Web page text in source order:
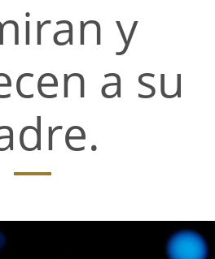
y
a su